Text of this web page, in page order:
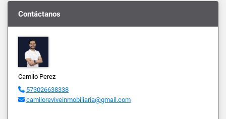
Contáctanos
Camilo Perez
573026638338
camiloreviveinmobiliaria@gmail.com